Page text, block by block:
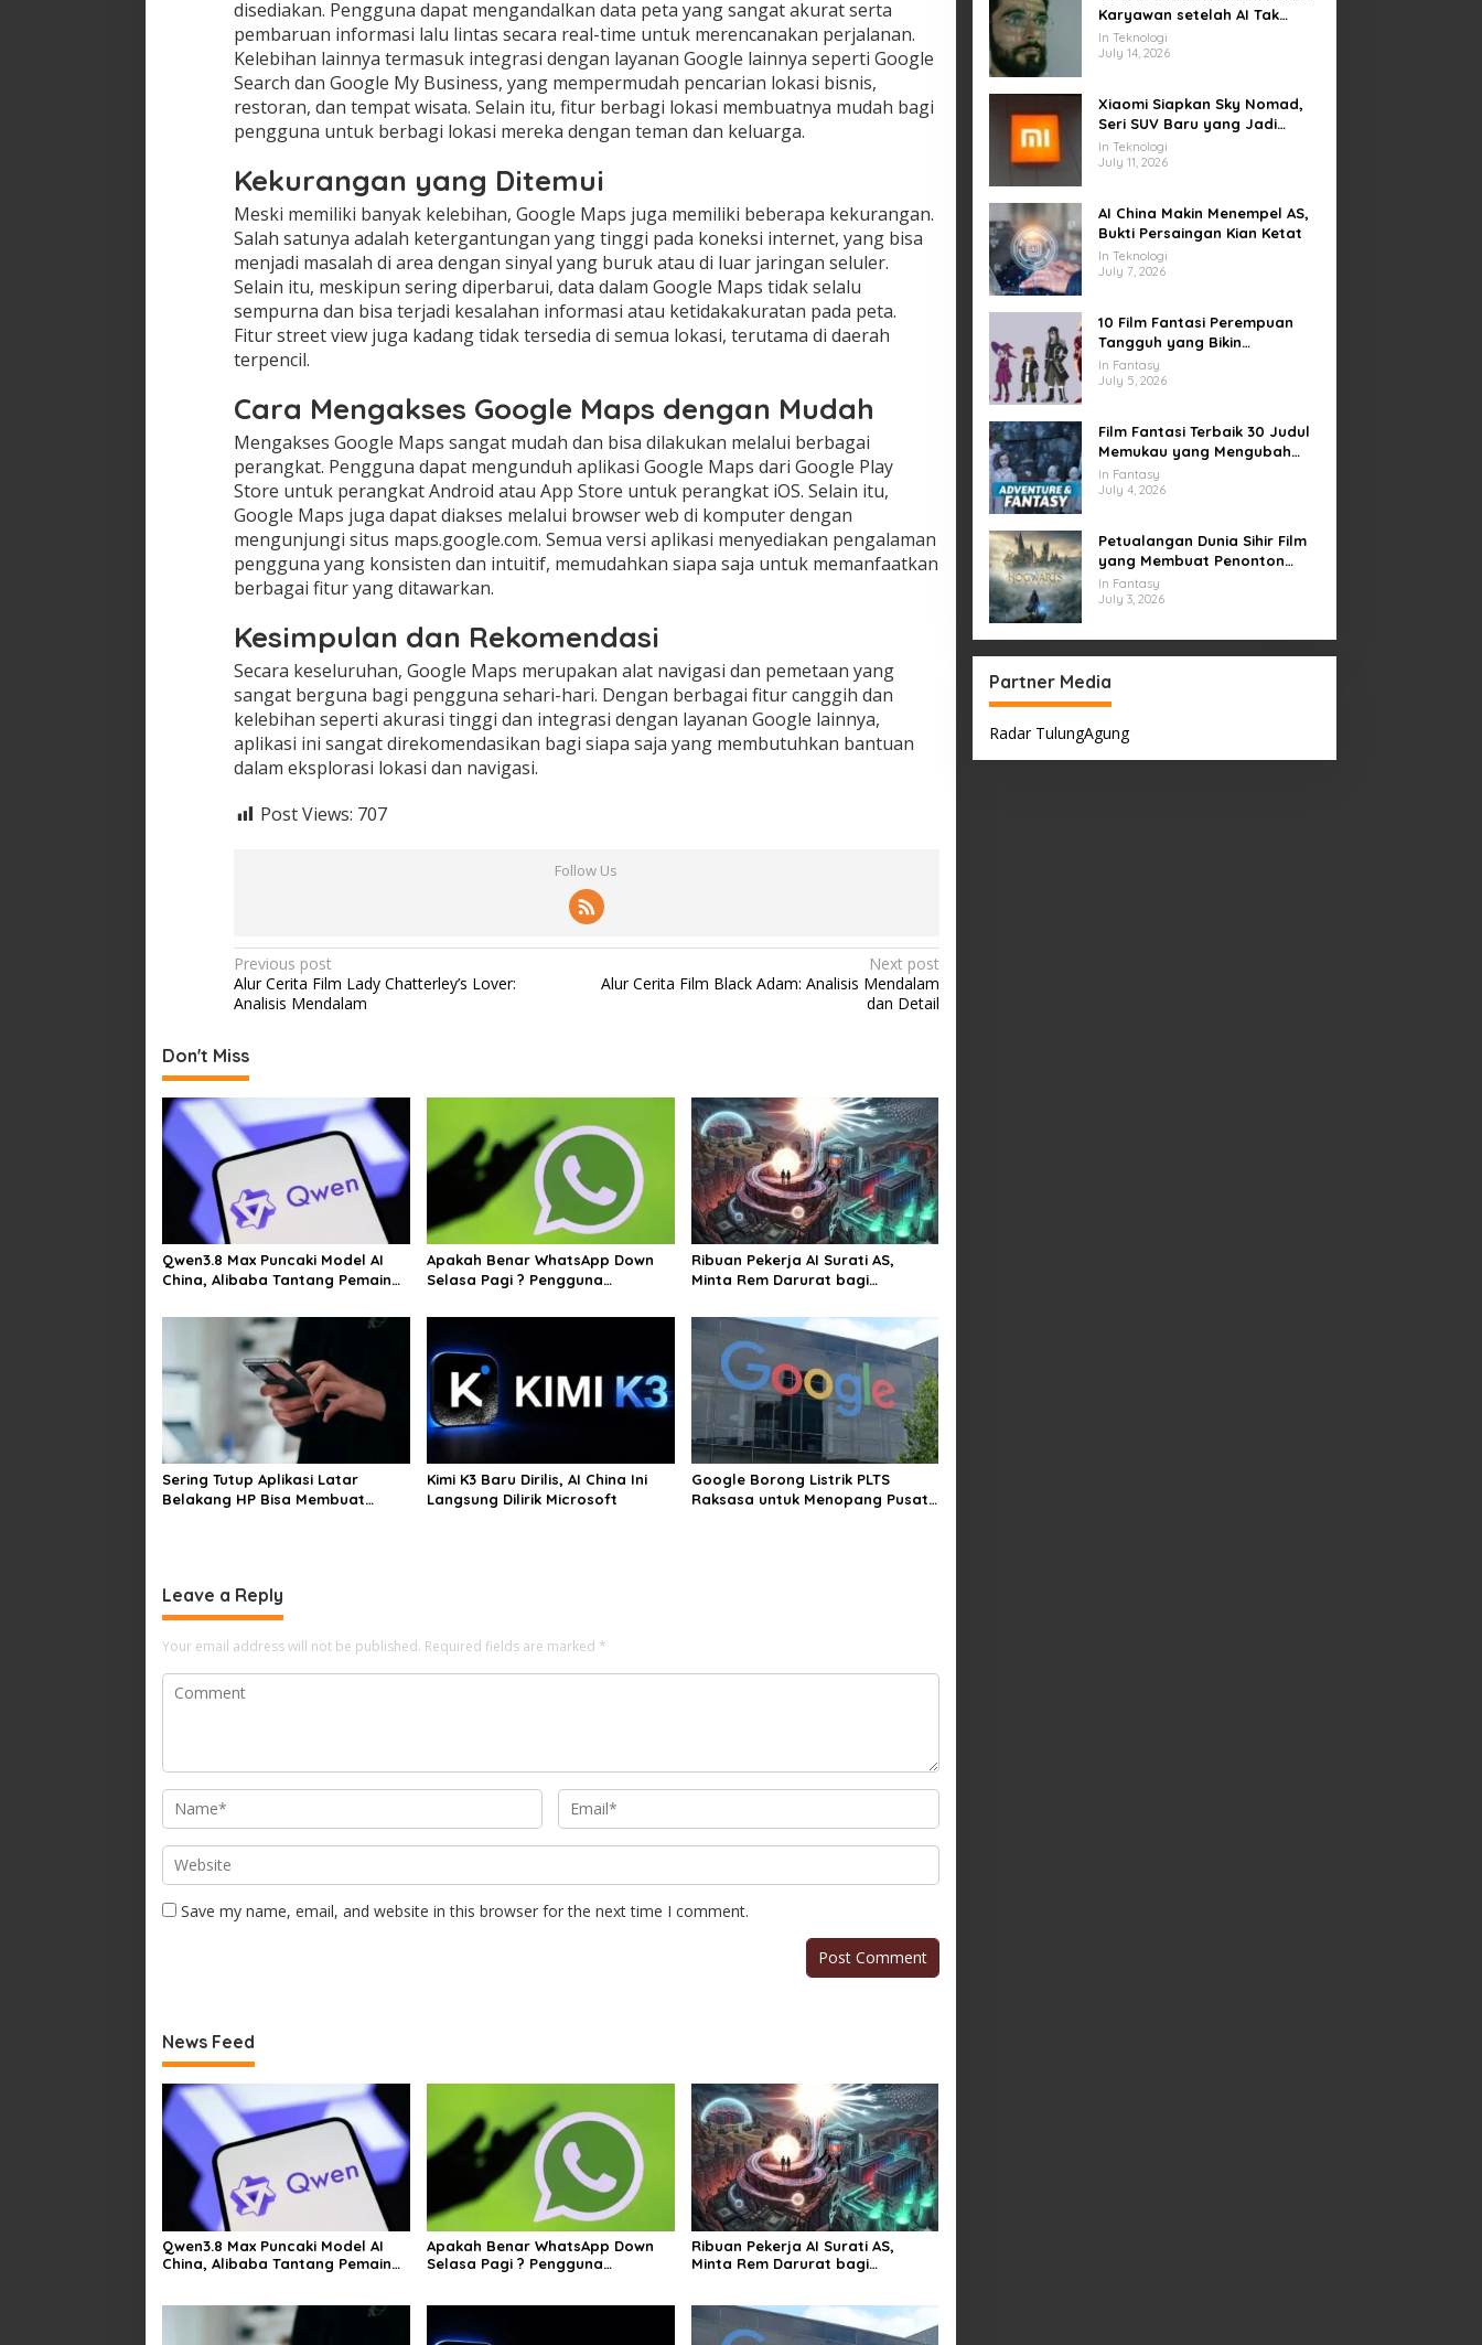
disediakan. Pengguna dapat mengandalkan data peta yang sangat akurat serta
pembaruan informasi lalu lintas secara real-time untuk merencanakan perjalanan.
Kelebihan lainnya termasuk integrasi dengan layanan Google lainnya seperti Google
Search dan Google My Business, yang mempermudah pencarian lokasi bisnis,
restoran, dan tempat wisata. Selain itu, fitur berbagi lokasi membuatnya mudah bagi
pengguna untuk berbagi lokasi mereka dengan teman dan keluarga.
Kekurangan yang Ditemui
Meski memiliki banyak kelebihan, Google Maps juga memiliki beberapa kekurangan.
Salah satunya adalah ketergantungan yang tinggi pada koneksi internet, yang bisa
menjadi masalah di area dengan sinyal yang buruk atau di luar jaringan seluler.
Selain itu, meskipun sering diperbarui, data dalam Google Maps tidak selalu
sempurna dan bisa terjadi kesalahan informasi atau ketidakakuratan pada peta.
Fitur street view juga kadang tidak tersedia di semua lokasi, terutama di daerah
terpencil.
Cara Mengakses Google Maps dengan Mudah
Mengakses Google Maps sangat mudah dan bisa dilakukan melalui berbagai
perangkat. Pengguna dapat mengunduh aplikasi Google Maps dari Google Play
Store untuk perangkat Android atau App Store untuk perangkat iOS. Selain itu,
Google Maps juga dapat diakses melalui browser web di komputer dengan
mengunjungi situs maps.google.com. Semua versi aplikasi menyediakan pengalaman
pengguna yang konsisten dan intuitif, memudahkan siapa saja untuk memanfaatkan
berbagai fitur yang ditawarkan.
Kesimpulan dan Rekomendasi
Secara keseluruhan, Google Maps merupakan alat navigasi dan pemetaan yang
sangat berguna bagi pengguna sehari-hari. Dengan berbagai fitur canggih dan
kelebihan seperti akurasi tinggi dan integrasi dengan layanan Google lainnya,
aplikasi ini sangat direkomendasikan bagi siapa saja yang membutuhkan bantuan
dalam eksplorasi lokasi dan navigasi.
Post Views: 707
Follow Us
Post
navigation
Previous post
Alur Cerita Film Lady Chatterley’s Lover:
Analisis Mendalam
Next post
Alur Cerita Film Black Adam: Analisis Mendalam
dan Detail
Don't Miss
Qwen3.8 Max Puncaki Model AI
China, Alibaba Tantang Pemain
Apakah Benar WhatsApp Down
Selasa Pagi ? Pengguna
Video di Sejumlah Wilayah
Ribuan Pekerja AI Surati AS,
Minta Rem Darurat bagi
Sering Tutup Aplikasi Latar
Belakang HP Bisa Membuat
Kimi K3 Baru Dirilis, AI China Ini
Langsung Dilirik Microsoft
Google Borong Listrik PLTS
Raksasa untuk Menopang Pusat
Leave a Reply
Your email address will not be published. Required fields are marked *
Save my name, email, and website in this browser for the next time I comment.
News Feed
Qwen3.8 Max Puncaki Model AI
China, Alibaba Tantang Pemain
Apakah Benar WhatsApp Down
Selasa Pagi ? Pengguna
Ribuan Pekerja AI Surati AS,
Minta Rem Darurat bagi
Karyawan setelah AI Tak
Penuhi Harapan
In Teknologi
July 14, 2026
Xiaomi Siapkan Sky Nomad,
Seri SUV Baru yang Jadi
Sorotan Otomotif Dunia
In Teknologi
July 11, 2026
AI China Makin Menempel AS,
Bukti Persaingan Kian Ketat
In Teknologi
July 7, 2026
10 Film Fantasi Perempuan
Tangguh yang Bikin
Terinspirasi, Termasuk Damsel
In Fantasy
July 5, 2026
Film Fantasi Terbaik 30 Judul
Memukau yang Mengubah
Imajinasi
In Fantasy
July 4, 2026
Petualangan Dunia Sihir Film
yang Membuat Penonton
Terpukau Selamanya
In Fantasy
July 3, 2026
Partner Media
Radar TulungAgung